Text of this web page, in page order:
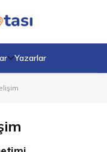
Yazarlar